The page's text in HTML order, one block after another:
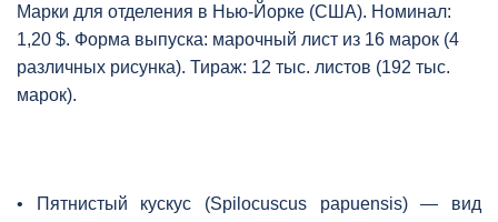
Марки для отделения в Нью-Йорке (США). Номинал:
1,20 $. Форма выпуска: марочный лист из 16 марок (4
различных рисунка). Тираж: 12 тыс. листов (192 тыс.
марок).
• Пятнистый кускус (Spilocuscus papuensis) — вид